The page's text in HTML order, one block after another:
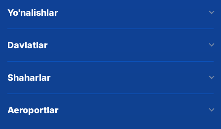
Yo'nalishlar
Davlatlar
Shaharlar
Aeroportlar